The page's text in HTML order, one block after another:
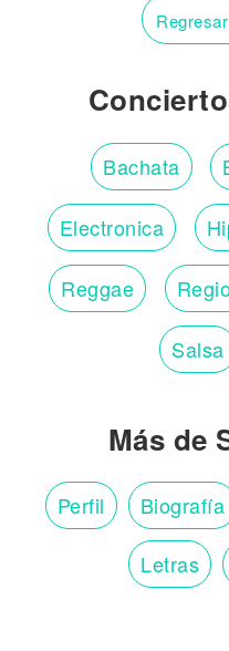
Bachata
Electronica
Reggae
Salsa
Más de
Perfil Biografía
Letras